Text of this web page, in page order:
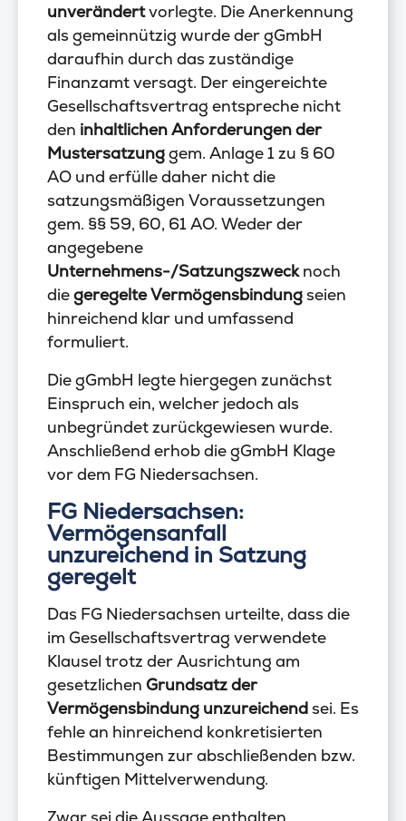
unverändertvorlegte. Die Anerkennung
als gemeinnützig wurde der gGmbH
daraufhin durch das zuständige
Finanzamt versagt. Der eingereichte
Gesellschaftsvertrag entspreche nicht
den inhaltlichen Anforderungen der
Mustersatzunggem. Anlage 1 zu § 60
AO und erfülle daher nicht die
satzungsmäßigen Voraussetzungen
gem. §§ 59, 60, 61 AO. Weder der
angegebene
Unternehmens-/Satzungszwecknoch
diegeregelte Vermögensbindungseien
hinreichend klar und umfassend
formuliert.
Die gGmbH legte hiergegen zunächst
Einspruch ein, welcher jedoch als
unbegründet zurückgewiesen wurde.
Anschließend erhob die gGmbH Klage
vor dem FG Niedersachsen.
FG Niedersachsen:
Vermögensanfall
unzureichend in Satzung
geregelt
Das FG Niedersachsen urteilte, dass die
im Gesellschaftsvertrag verwendete
Klausel trotz der Ausrichtung am
gesetzlichen Grundsatz der
Vermögensbindung unzureichendsei. Es
fehle an hinreichend konkretisierten
Bestimmungen zur abschließenden bzw.
künftigen Mittelverwendung.